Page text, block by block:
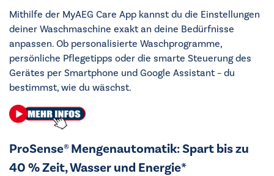
Mithilfe der MyAEG Care App kannst du die Einstellungen
deiner Waschmaschine exakt an deine Bedürfnisse
anpassen. Ob personalisierte Waschprogramme,
persönliche Pflegetipps oder die smarte Steuerung des
Gerätes per Smartphone und Google Assistant – du
bestimmst, wie du wäschst.
ProSense® Mengenautomatik: Spart bis zu
40 % Zeit, Wasser und Energie*